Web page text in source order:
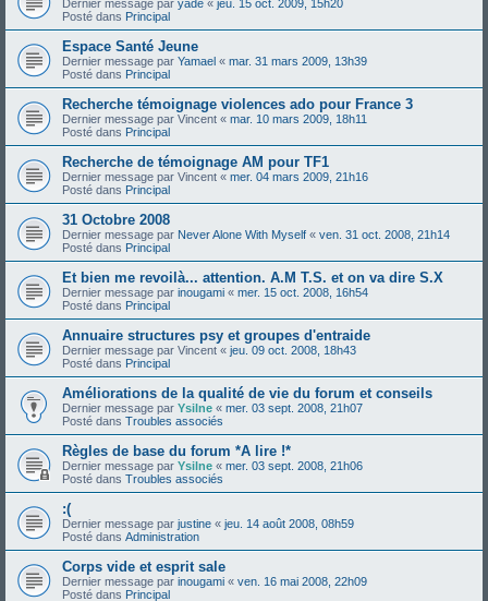
Dernier message par yade « jeu. 15 oct. 2009, 15h20
Posté dans Principal
Espace Santé Jeune
Dernier message par Yamael « mar. 31 mars 2009, 13h39
Posté dans Principal
Recherche témoignage violences ado pour France 3
Dernier message par Vincent « mar. 10 mars 2009, 18h11
Posté dans Principal
Recherche de témoignage AM pour TF1
Dernier message par Vincent « mer. 04 mars 2009, 21h16
Posté dans Principal
31 Octobre 2008
Dernier message par Never Alone With Myself « ven. 31 oct. 2008, 21h14
Posté dans Principal
Et bien me revoilà... attention. A.M T.S. et on va dire S.X
Dernier message par inougami « mer. 15 oct. 2008, 16h54
Posté dans Principal
Annuaire structures psy et groupes d'entraide
Dernier message par Vincent « jeu. 09 oct. 2008, 18h43
Posté dans Principal
Améliorations de la qualité de vie du forum et conseils
Dernier message par Ysilne « mer. 03 sept. 2008, 21h07
Posté dans Troubles associés
Règles de base du forum *A lire !*
Dernier message par Ysilne « mer. 03 sept. 2008, 21h06
Posté dans Troubles associés
:(
Dernier message par justine « jeu. 14 août 2008, 08h59
Posté dans Administration
Corps vide et esprit sale
Dernier message par inougami « ven. 16 mai 2008, 22h09
Posté dans Principal